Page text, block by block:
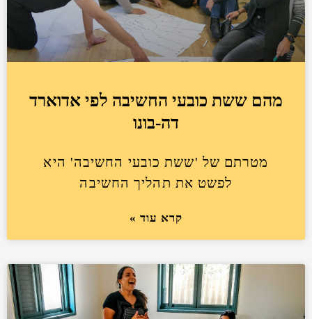
מהם ששת כובעי החשיבה לפי אדוארד
דה-בונו
מטרתם של 'ששת כובעי החשיבה' היא
לפשט את תהליך החשיבה
קרא עוד »